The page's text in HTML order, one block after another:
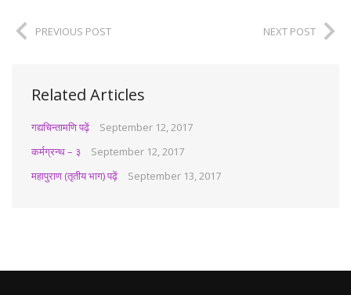
PREVIOUS POST NEXT POST
Related Articles
गद्यचिन्तामणि पढ़ें
September 12, 2017
कर्मग्रन्थ – ३
September 12, 2017
महापुराण (तृतीय भाग) पढ़ें
September 13, 2017